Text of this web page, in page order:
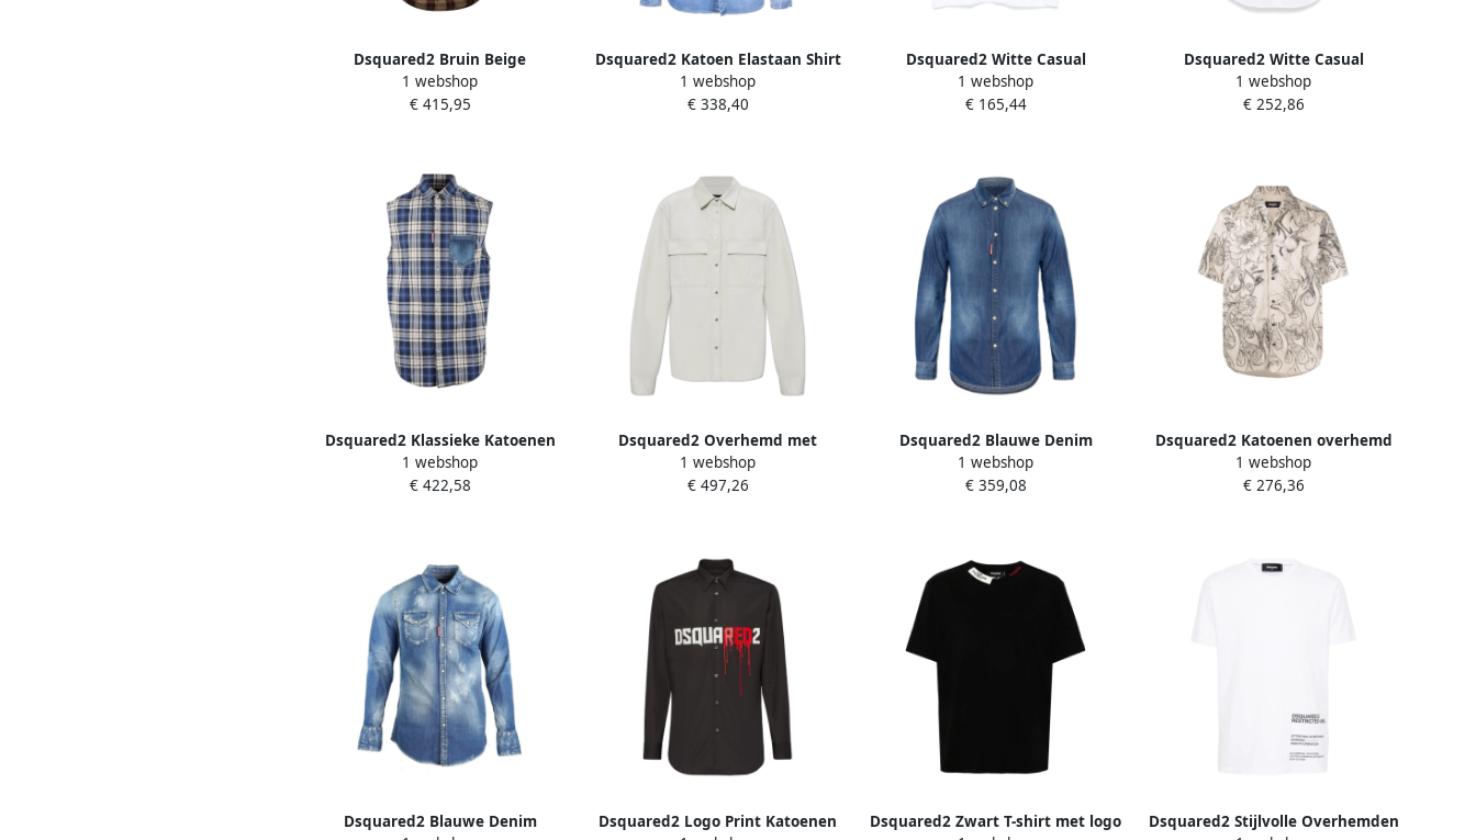
Dsquared2 Bruin Beige
Overhemd Model 001F Multicolor
Heren
1 webshop
€ 415,95
Dsquared2 Katoen Elastaan Shirt
Blue Heren
1 webshop
€ 338,40
Dsquared2 Witte Casual
Overhemden White Heren
1 webshop
€ 165,44
Dsquared2 Witte Casual
Overhemden White Heren
1 webshop
€ 252,86
Dsquared2 Klassieke Katoenen
Overhemd Multicolor Heren
1 webshop
€ 422,58
Dsquared2 Overhemd met
zakken Gray Heren
1 webshop
€ 497,26
Dsquared2 Blauwe Denim
Knoopshirt Blue Heren
1 webshop
€ 359,08
Dsquared2 Katoenen overhemd
met korte mouwen en zwarte
bloemenprint Beige Heren
1 webshop
€ 276,36
Dsquared2 Blauwe Denim
Dsquared2 Logo Print Katoenen
Dsquared2 Zwart T-shirt met logo
Dsquared2 Stijlvolle Overhemden